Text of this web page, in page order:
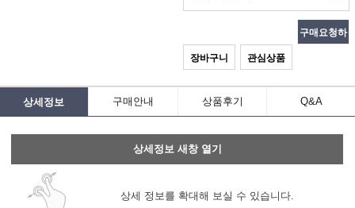
장바구니 관심상품
구매요청하
상세정보 구매안내 상품후기 Q&A
상세정보 새창 열기
상세 정보를 확대해 보실 수 있습니다.